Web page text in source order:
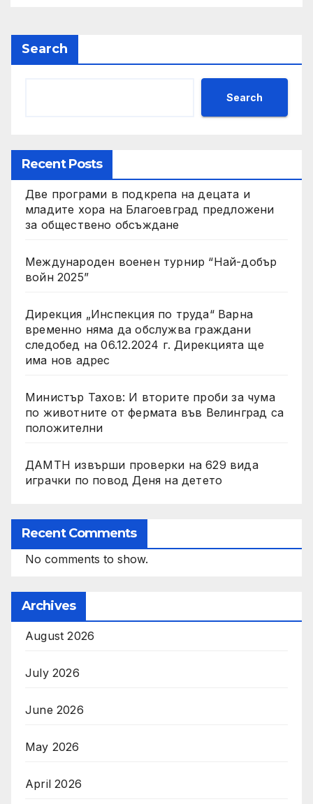
Search
Search
Recent Posts
Две програми в подкрепа на децата и
младите хора на Благоевград предложени
за обществено обсъждане
Международен военен турнир “Най-добър
войн 2025”
Дирекция „Инспекция по труда“ Варна
временно няма да обслужва граждани
следобед на 06.12.2024 г. Дирекцията ще
има нов адрес
Министър Тахов: И вторите проби за чума
по животните от фермата във Велинград са
положителни
ДАМТН извърши проверки на 629 вида
играчки по повод Деня на детето
Recent Comments
No comments to show.
Archives
August 2026
July 2026
June 2026
May 2026
April 2026